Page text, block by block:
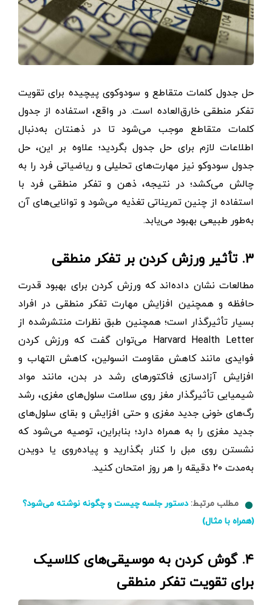
حل‌ جدول کلمات متقاطع و سودوکوی پیچیده برای تقویت
تفکر منطقی خارق‌العاده است. در واقع، استفاده از جدول
کلمات متقاطع موجب می‌شود تا در ذهنتان به‌دنبال
اطلاعات لازم برای حل جدول بگردید؛ علاوه بر این، حل
جدول سودوکو نیز مهارت‌های تحلیلی و ریاضیاتی فرد را به
‌چالش می‌کشد؛ در نتیجه، ذهن و تفکر منطقی فرد با
استفاده از چنین تمریناتی تغذیه می‌شود و توانایی‌های آن
به‌طور طبیعی بهبود می‌یابد.
۳. تأثیر ورزش ‌کردن بر تفکر منطقی
مطالعات نشان داده‌اند که ورزش ‌کردن برای بهبود قدرت
حافظه و همچنین افزایش مهارت تفکر منطقی در افراد
بسیار تأثیرگذار است؛ همچنین طبق نظرات منتشرشده از
Harvard Health Letter می‌توان گفت که ورزش‌ کردن
فوایدی مانند کاهش مقاومت انسولین، کاهش التهاب و
افزایش آزادسازی فاکتورهای رشد در بدن، مانند مواد
شیمیایی تأثیرگذار مغز روی سلامت سلول‌های مغزی، رشد
رگ‌های خونی جدید مغزی و حتی افزایش و بقای سلول‌های
جدید مغزی را به‌ همراه دارد؛ بنابراین، توصیه می‌شود که
نشستن روی مبل را کنار بگذارید و پیاده‌روی یا دویدن
به‌مدت ۲۰ دقیقه را هر روز امتحان کنید.
مطلب مرتبط:دستور جلسه چیست و چگونه نوشته می‌شود؟
(همراه با مثال)
۴. گوش ‌کردن به موسیقی‌های کلاسیک
برای تقویت تفکر منطقی